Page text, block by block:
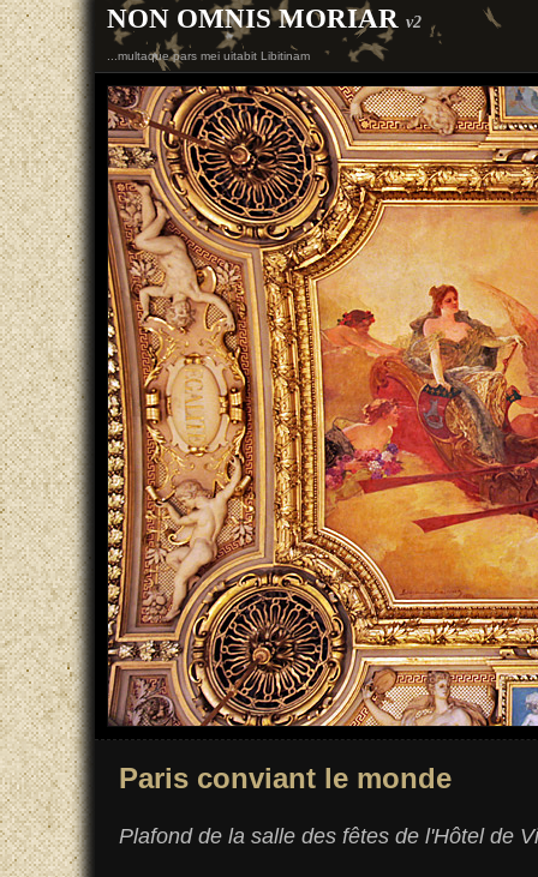
NON OMNIS MORIAR v2
...multaque pars mei uitabit Libitinam
Paris conviant le monde
Plafond de la salle des fêtes de l'Hôtel de